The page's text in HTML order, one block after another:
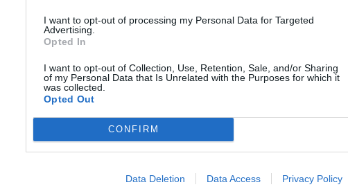
I want to opt-out of processing my Personal Data for Targeted
Advertising.
Opted In
I want to opt-out of Collection, Use, Retention, Sale, and/or Sharing
of my Personal Data that Is Unrelated with the Purposes for which it
was collected.
Opted Out
CONFIRM
Data Deletion Data Access Privacy Policy
regisztrációhoz kötött.
Portfolio.hu teljes cikkarchívum
Kötéslisták: BÉT elmúlt 2 év napon belüli
kötéslistái
Előfizetés